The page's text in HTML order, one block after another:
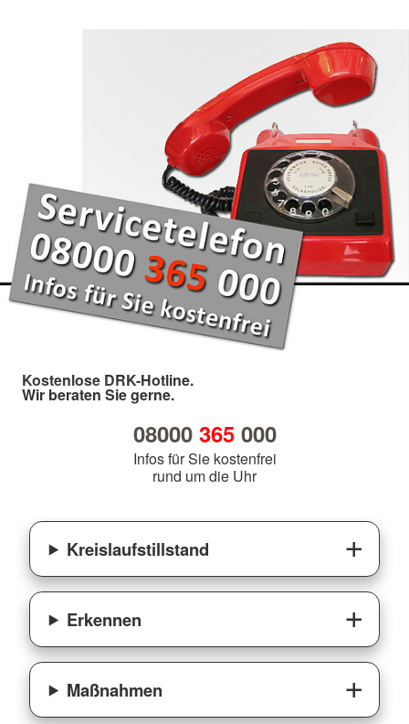
Kostenlose DRK-Hotline.
Wir beraten Sie gerne.
08000 365000
Infos für Sie kostenfrei
rund um die Uhr
Kreislaufstillstand
Erkennen
Maßnahmen